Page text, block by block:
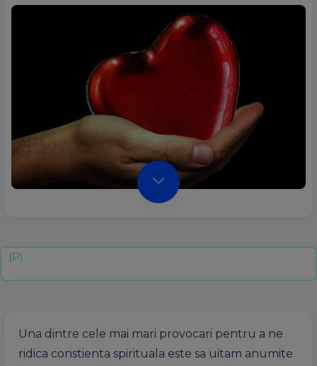
Una dintre cele mai mari provocari pentru a ne
ridica constienta spirituala este sa uitam anumite